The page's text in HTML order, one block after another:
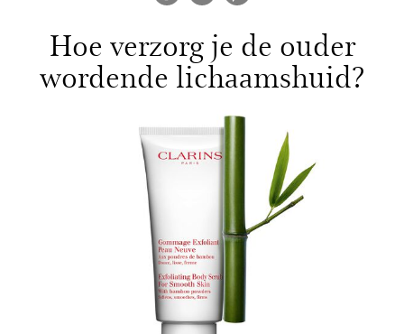
Hoe verzorg je de ouder
wordende lichaamshuid?